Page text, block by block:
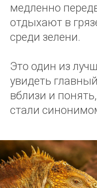
медленно
отдыхают в
среди зелени.
Это один из
увидеть
вблизи и
стали